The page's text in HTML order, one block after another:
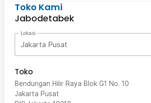
Toko Kami
Jabodetabek
Lokasi
Jakarta Pusat
Toko
Bendungan Hilir Raya Blok G1 No. 10
Jakarta Pusat